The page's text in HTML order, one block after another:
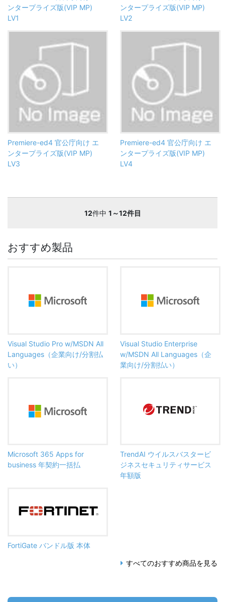
ンタープライズ版(VIP MP)
LV1
ンタープライズ版(VIP MP)
LV2
Premiere-ed4 官公庁向け エ
ンタープライズ版(VIP MP)
LV3
Premiere-ed4 官公庁向け エ
ンタープライズ版(VIP MP)
LV4
12件中 1～12件目
おすすめ製品
Visual Studio Pro w/MSDN All
Languages（企業向け/分割払
い）
Visual Studio Enterprise
w/MSDN All Languages（企
業向け/分割払い）
Microsoft 365 Apps for
business 年契約一括払
TrendAI ウイルスバスタービ
ジネスセキュリティサービス
年額版
FortiGate バンドル版 本体
すべてのおすすめ商品を見る